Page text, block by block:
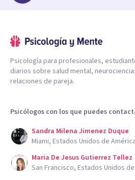
Psicología para profesionales,
diarios sobre salud mental,
relaciones de pareja.
Psicólogos con los que puedes
Sandra Milena Jimenez Duque
Miami, Estados Unidos de América
Maria De Jesus Gutierrez Tellez
San Francisco, Estados Unidos